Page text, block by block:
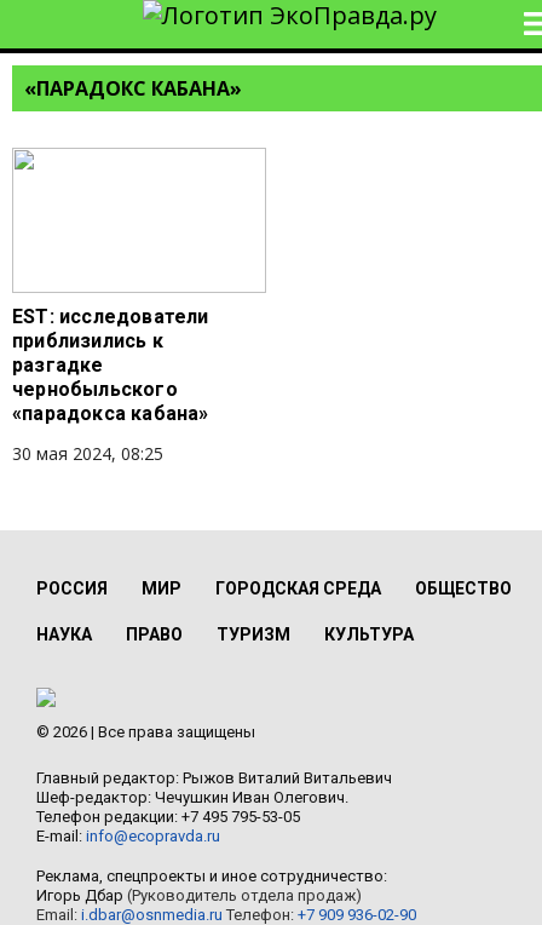
«ПАРАДОКС КАБАНА»
EST: исследователи
приблизились к
разгадке
чернобыльского
«парадокса кабана»
30 мая 2024, 08:25
РОССИЯ МИР ГОРОДСКАЯ СРЕДА ОБЩЕСТВО
НАУКА ПРАВО ТУРИЗМ КУЛЬТУРА
© 2026 | Все права защищены
Главный редактор: Рыжов Виталий Витальевич
Шеф-редактор: Чечушкин Иван Олегович.
Телефон редакции: +7 495 795-53-05
E-mail: info@ecopravda.ru
Реклама, спецпроекты и иное сотрудничество:
Игорь Дбар (Руководитель отдела продаж)
Email: i.dbar@osnmedia.ru Телефон: +7 909 936-02-90